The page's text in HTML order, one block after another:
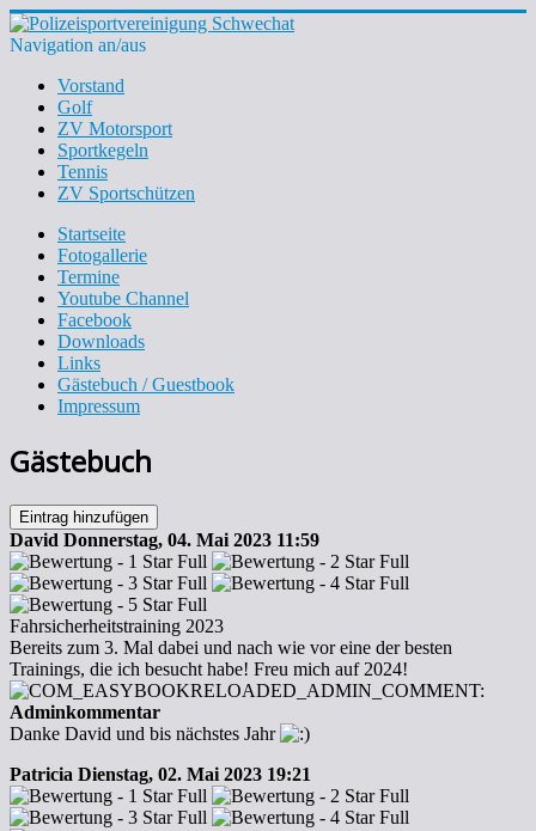
Navigation an/aus
Vorstand
Golf
ZV Motorsport
Sportkegeln
Tennis
ZV Sportschützen
Startseite
Fotogallerie
Termine
Youtube Channel
Facebook
Downloads
Links
Gästebuch / Guestbook
Impressum
Gästebuch
Eintrag hinzufügen
David Donnerstag, 04. Mai 2023 11:59
Fahrsicherheitstraining 2023
Bereits zum 3. Mal dabei und nach wie vor eine der besten
Trainings, die ich besucht habe! Freu mich auf 2024!
Adminkommentar
Danke David und bis nächstes Jahr
Patricia Dienstag, 02. Mai 2023 19:21